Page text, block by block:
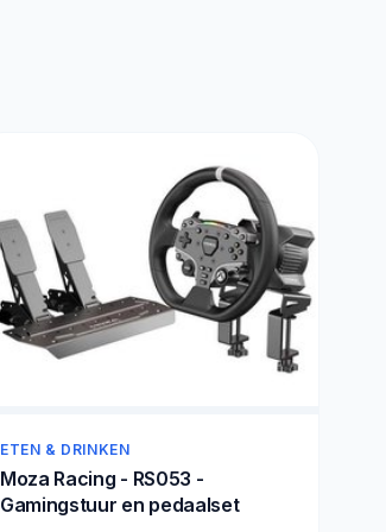
ETEN & DRINKEN
Moza Racing - RS053 -
Gamingstuur en pedaalset